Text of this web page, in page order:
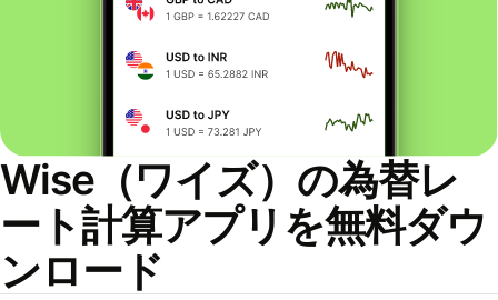
Wise（ワイズ）の為替レ
ート計算アプリを無料ダウ
ンロード